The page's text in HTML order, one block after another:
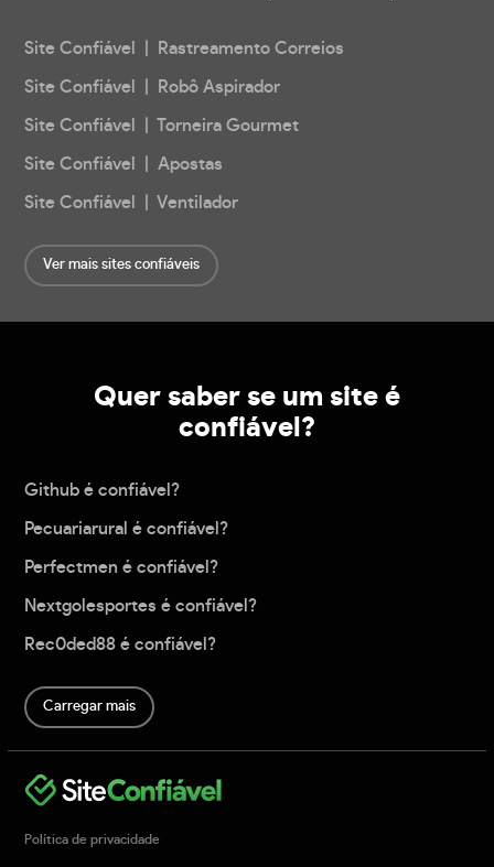
Site Confiável | Rastreamento Correios
Site Confiável | Robô Aspirador
Site Confiável | Torneira Gourmet
Site Confiável | Apostas
Site Confiável | Ventilador
Ver mais sites confiáveis
Quer saber se um site é
confiável?
Github é confiável?
Pecuariarural é confiável?
Perfectmen é confiável?
Nextgolesportes é confiável?
Rec0ded88 é confiável?
Carregar mais
Política de privacidade